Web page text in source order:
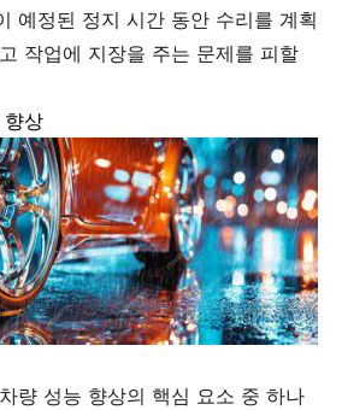
예정된 정지 시간 동안 수리를 계획
작업에 지장을 주는 문제를 피할
상
량 성능 향상의 핵심 요소 중 하나